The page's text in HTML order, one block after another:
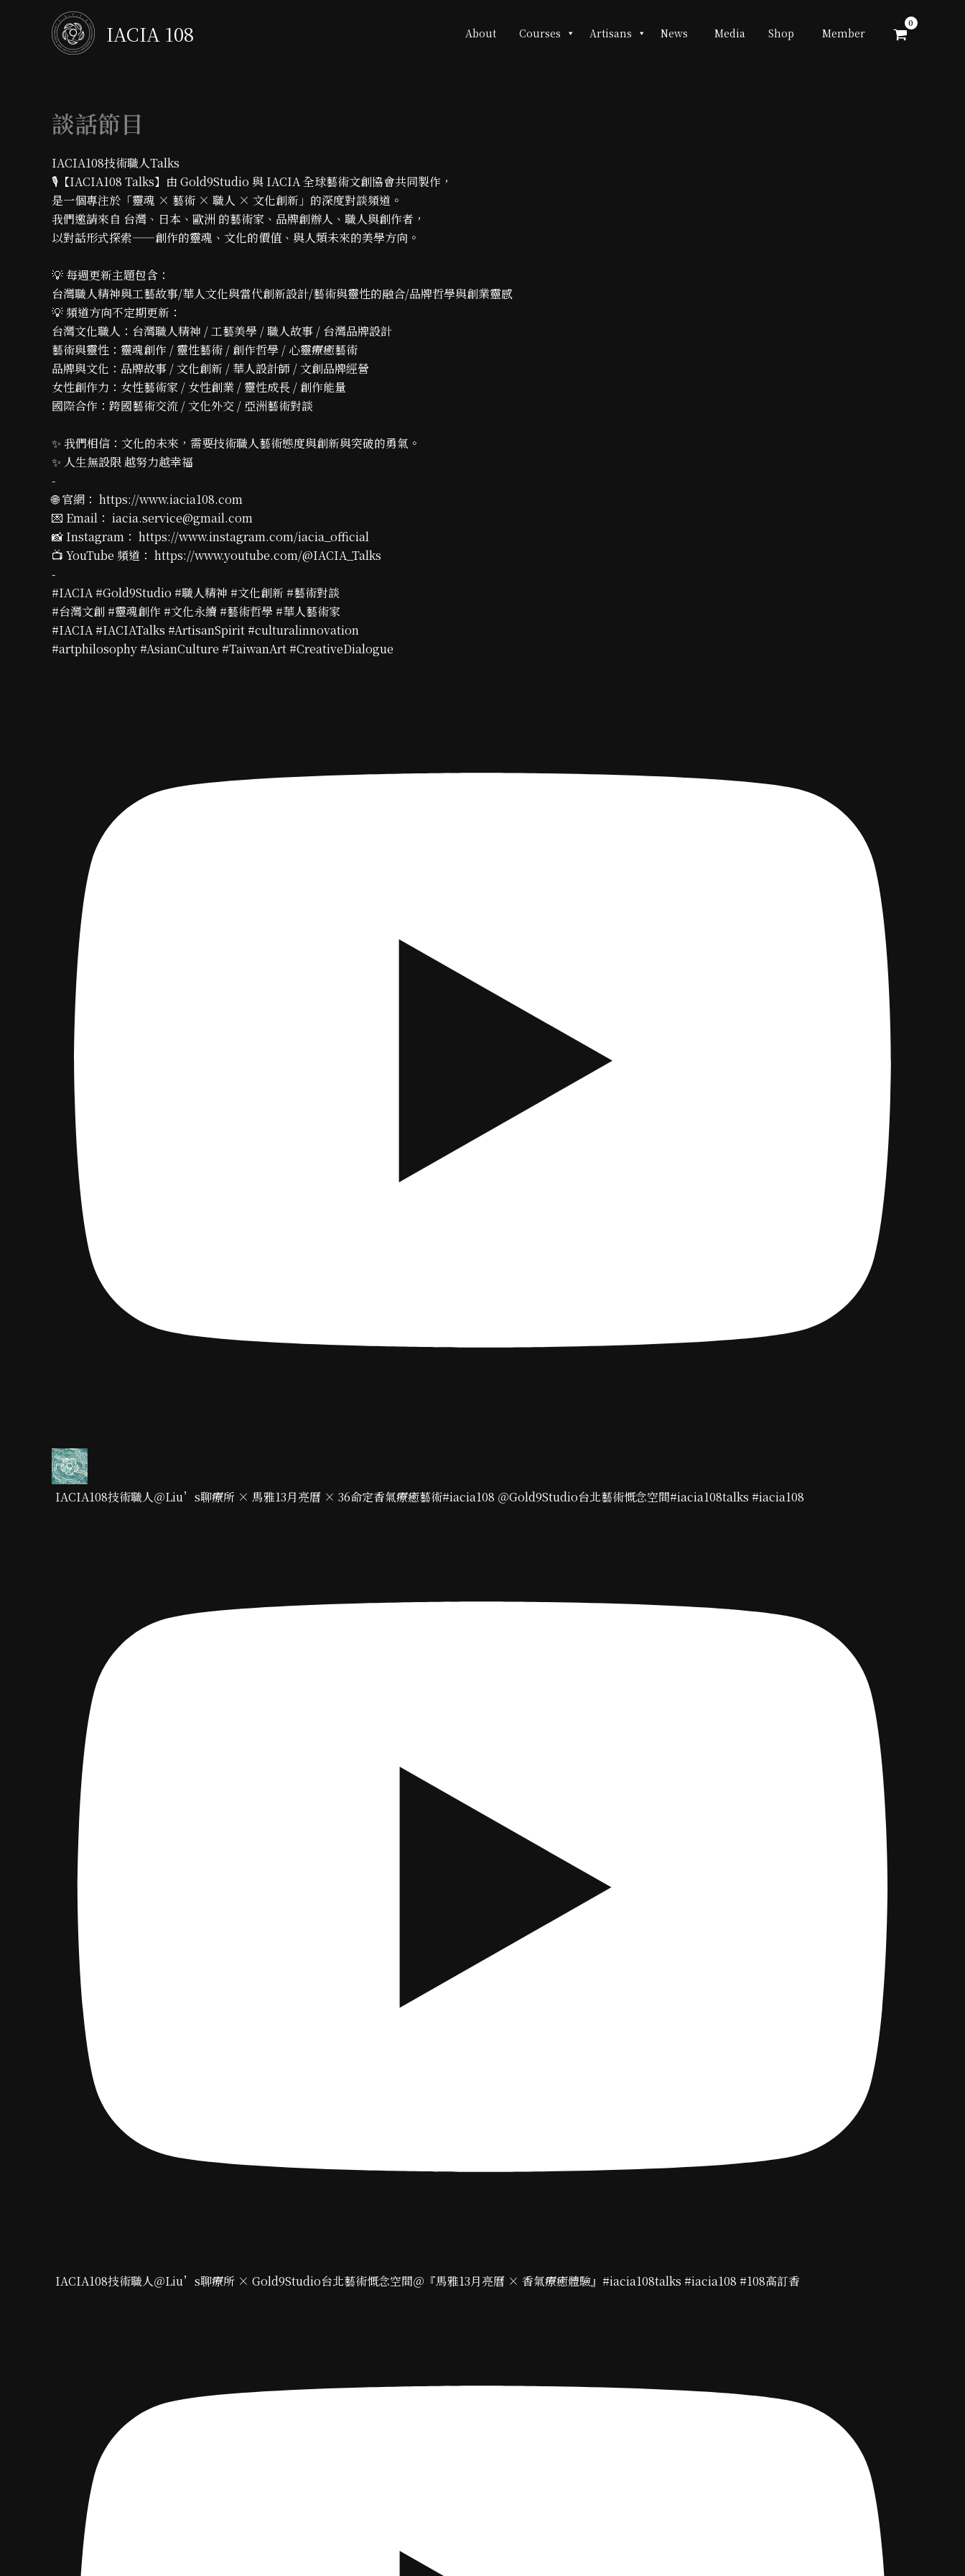
IACIA 108 About Courses Artisans News Media Shop Member
談話節目
IACIA108技術職人Talks
🎙️【IACIA108 Talks】由 Gold9Studio 與 IACIA 全球藝術文創協會共同製作，
是一個專注於「靈魂 × 藝術 × 職人 × 文化創新」的深度對談頻道。
我們邀請來自 台灣、日本、歐洲 的藝術家、品牌創辦人、職人與創作者，
以對話形式探索——創作的靈魂、文化的價值、與人類未來的美學方向。
💡 每週更新主題包含：
台灣職人精神與工藝故事/華人文化與當代創新設計/藝術與靈性的融合/品牌哲學與創業靈感
💡 頻道方向不定期更新：
台灣文化職人：台灣職人精神 / 工藝美學 / 職人故事 / 台灣品牌設計
藝術與靈性：靈魂創作 / 靈性藝術 / 創作哲學 / 心靈療癒藝術
品牌與文化：品牌故事 / 文化創新 / 華人設計師 / 文創品牌經營
女性創作力：女性藝術家 / 女性創業 / 靈性成長 / 創作能量
國際合作：跨國藝術交流 / 文化外交 / 亞洲藝術對談
✨ 我們相信：文化的未來，需要技術職人藝術態度與創新與突破的勇氣。
✨ 人生無設限 越努力越幸福
-
🌐 官網： https://www.iacia108.com
💌 Email： iacia.service@gmail.com
📸 Instagram： https://www.instagram.com/iacia_official
📺 YouTube 頻道： https://www.youtube.com/@IACIA_Talks
-
#IACIA #Gold9Studio #職人精神 #文化創新 #藝術對談
#台灣文創 #靈魂創作 #文化永續 #藝術哲學 #華人藝術家
#IACIA #IACIATalks #ArtisanSpirit #culturalinnovation
#artphilosophy #AsianCulture #TaiwanArt #CreativeDialogue
IACIA108技術職人＠Liu’s聊療所 × 馬雅13月亮曆 × 36命定香氣療癒藝術#iacia108 ＠Gold9Studio台北藝術慨念空間#iacia108talks #iacia108
IACIA108技術職人＠Liu’s聊療所 × Gold9Studio台北藝術慨念空間＠『馬雅13月亮曆 × 香氣療癒體驗』#iacia108talks #iacia108 #108高訂香